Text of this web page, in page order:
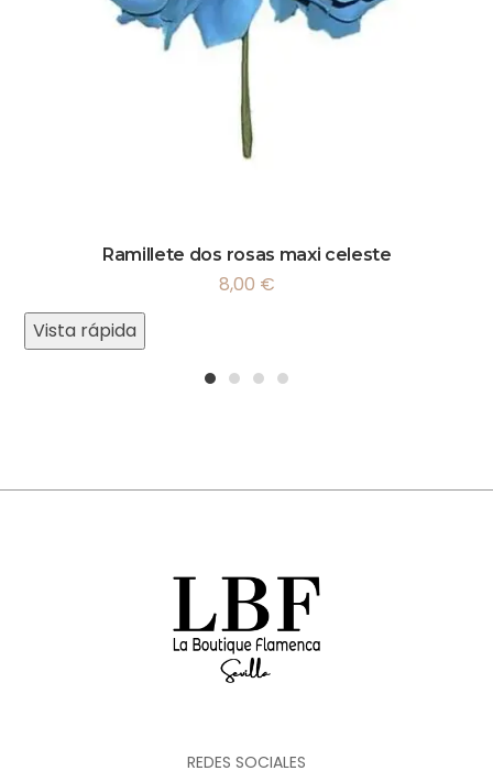
Ramillete dos rosas maxi celeste
8,00 €
Vista rápida
REDES SOCIALES